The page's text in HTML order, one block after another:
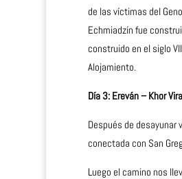
de las víctimas del
Echmiadzín fue
construido en el siglo
Alojamiento.
Día 3: Ereván – Khor
Después de desayunar
conectada con San
Luego el camino nos